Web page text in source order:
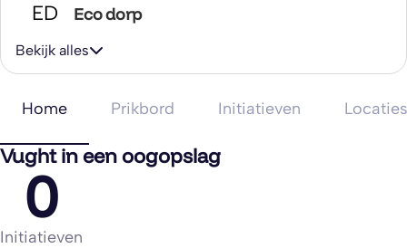
ED Eco dorp
Bekijk alles
Home Prikbord Initiatieven Locaties
Vught in een oogopslag
0
Initiatieven